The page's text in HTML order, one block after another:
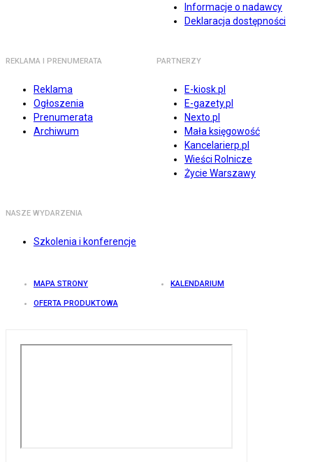
Informacje o nadawcy
Deklaracja dostępności
REKLAMA I PRENUMERATA
Reklama
Ogłoszenia
Prenumerata
Archiwum
PARTNERZY
E-kiosk.pl
E-gazety.pl
Nexto.pl
Mała księgowość
Kancelarierp.pl
Wieści Rolnicze
Życie Warszawy
NASZE WYDARZENIA
Szkolenia i konferencje
MAPA STRONY KALENDARIUM
OFERTA PRODUKTOWA